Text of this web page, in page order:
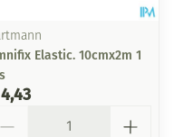
Elastic. 10cmx2m 1